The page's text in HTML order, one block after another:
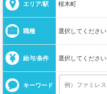
エリア/駅 桜木町
職種 選択してください
給与/条件 選択してください
キーワード